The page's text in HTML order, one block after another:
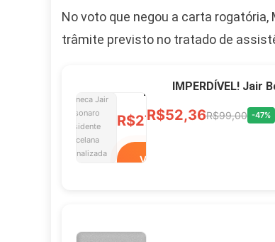
No voto que negou a carta
trâmite previsto no tratado de
Presidente Porcelana
Personalizada
R$27,99R$49,00 -43%
Ver no MERCADO
IMPERDÍVEL!
R$52,36R$99,00 -47%